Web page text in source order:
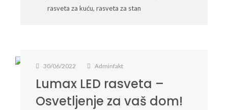
rasveta za kuću, rasveta za stan
30/06/2022 Adminfakt
Lumax LED rasveta –
Osvetljenje za vaš dom!